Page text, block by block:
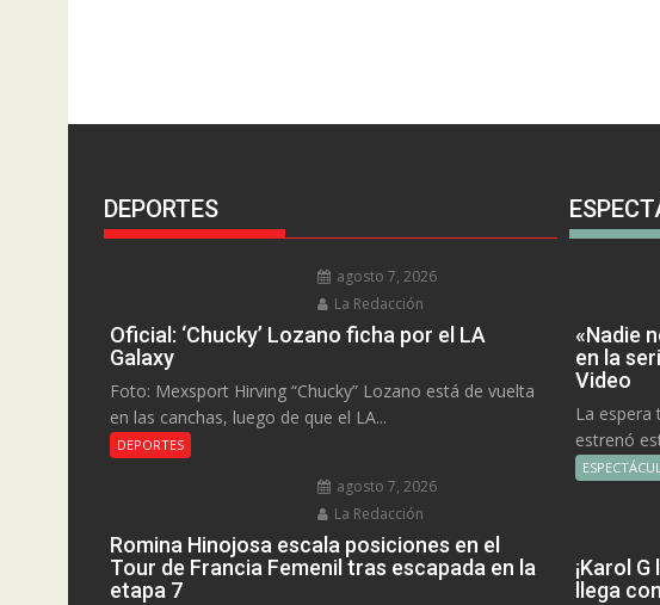
DEPORTES
agosto 7, 2026
La Redacción
Oficial: ‘Chucky’ Lozano ficha por el LA
Galaxy
Foto: Mexsport Hirving “Chucky” Lozano está de vuelta
en las canchas, luego de que el LA...
DEPORTES
agosto 7, 2026
La Redacción
Romina Hinojosa escala posiciones en el
Tour de Francia Femenil tras escapada en la
etapa 7
«Nadie
en la
Video
La espera
estrenó
¡Karol
llega